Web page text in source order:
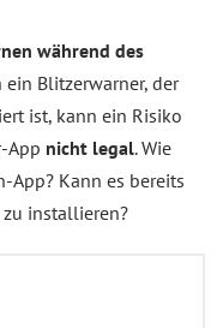
während des
ein Blitzerwarner, der
ist, kann ein Risiko
App nicht legal. Wie
Kann es bereits
installieren?